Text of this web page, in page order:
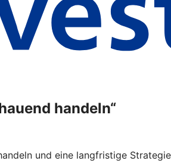
handeln“
und eine langfristige